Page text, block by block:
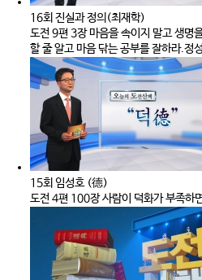
16회 진실과 정의(최재학)
도전 9편 3장 마음을 속이지 말고 생명
할 줄 알고 마음 닦는 공부를 잘하라.정
15회 임성호 (德)
도전 4편 100장 사람이 덕화가 부족하